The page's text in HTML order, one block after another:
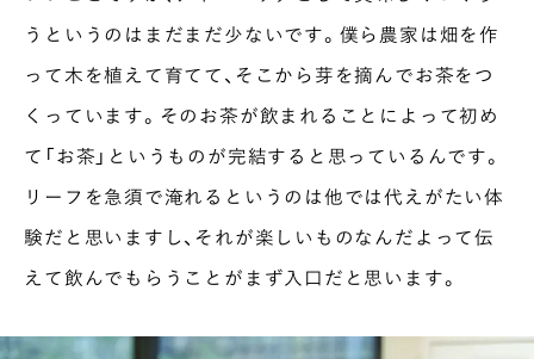
うというのはまだまだ少ないです。僕ら農家は畑を作
って木を植えて育てて、そこから芽を摘んでお茶をつ
くっています。そのお茶が飲まれることによって初め
て「お茶」というものが完結すると思っているんです。
リーフを急須で淹れるというのは他では代えがたい体
験だと思いますし、それが楽しいものなんだよって伝
えて飲んでもらうことがまず入口だと思います。